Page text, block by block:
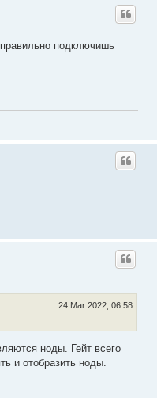
правильно подключишь
24 Mar 2022, 06:58
ноды. Гейт всего
и отобразить ноды.